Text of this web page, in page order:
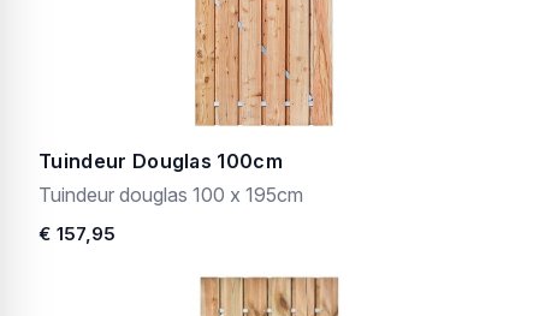
Tuindeur Douglas 100cm
Tuindeur douglas 100 x 195cm
€ 157,95